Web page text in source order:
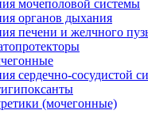
мочеполовой системы
органов дыхания
печени и желчного
сердечно-сосудистой
(мочегонные)